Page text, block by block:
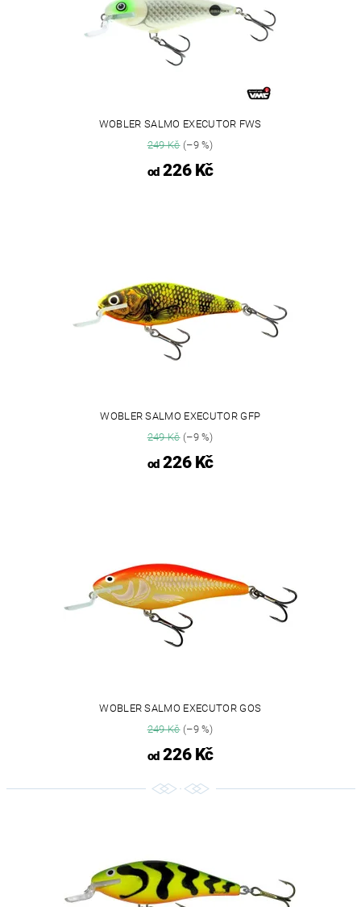
WOBLER SALMO EXECUTOR FWS
249 Kč(–9 %)
od226 Kč
WOBLER SALMO EXECUTOR GFP
249 Kč(–9 %)
od226 Kč
WOBLER SALMO EXECUTOR GOS
249 Kč(–9 %)
od226 Kč